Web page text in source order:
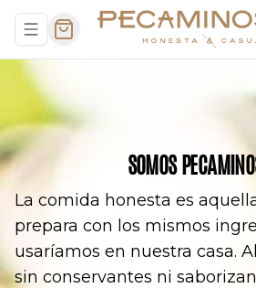
Abrir menu de navegación
SOMOS
La comida honesta es
prepara con los mismos
usaríamos en nuestra casa.
sin conservantes ni